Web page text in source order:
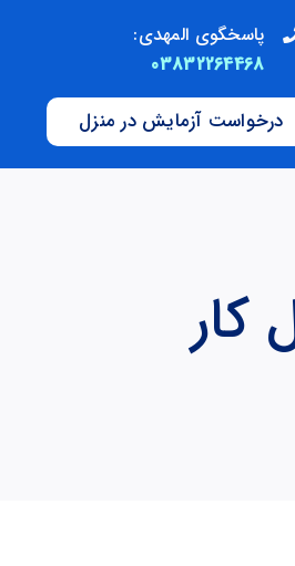
پاسخگوی المهدی:
03832264468
درخواست آزمایش در منزل
کار